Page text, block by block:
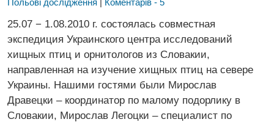
Польові дослідження Коментарів - 5
25.07 − 1.08.2010 г. состоялась совместная
экспедиция Украинского центра исследований
хищных птиц и орнитологов из Словакии,
направленная на изучение хищных птиц на севере
Украины. Нашими гостями были Мирослав
Дравецки – координатор по малому подорлику в
Словакии, Мирослав Легоцки – специалист по